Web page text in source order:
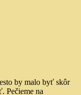
by malo byť skôr
Pečieme na